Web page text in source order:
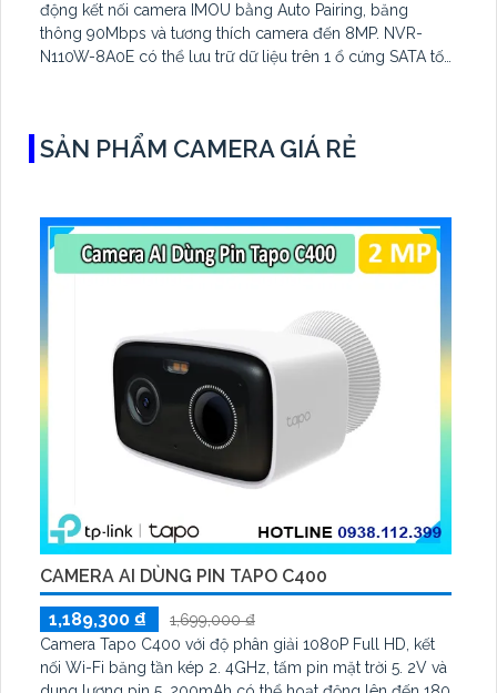
động kết nối camera IMOU bằng Auto Pairing, băng
thông 90Mbps và tương thích camera đến 8MP. NVR-
N110W-8A0E có thể lưu trữ dữ liệu trên 1 ổ cứng SATA tối
SẢN PHẨM CAMERA GIÁ RẺ
CAMERA AI DÙNG PIN TAPO C400
1,189,300 ₫
1,699,000 ₫
Camera Tapo C400 với độ phân giải 1080P Full HD, kết
nối Wi-Fi băng tần kép 2. 4GHz, tấm pin mặt trời 5. 2V và